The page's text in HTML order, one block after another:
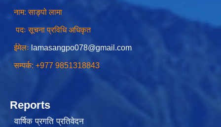
नाम: साङ्पो लामा
पदः सूचना प्रविधि अधिकृत
ईमेलः lamasangpo078@gmail.com
सम्पर्क: +977 9851318843
Reports
वार्षिक प्रगति प्रतिवेदन